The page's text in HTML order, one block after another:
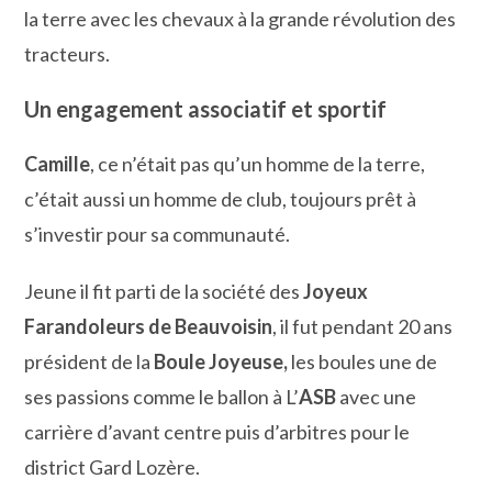
la terre avec les chevaux à la grande révolution des
tracteurs.
Un engagement associatif et sportif
Camille, ce n’était pas qu’un homme de la terre,
c’était aussi un homme de club, toujours prêt à
s’investir pour sa communauté.
Jeune il fit parti de la société desJoyeux
Farandoleurs de Beauvoisin, il fut pendant 20 ans
président de la Boule Joyeuse,les boules une de
ses passions comme le ballon à L’ASBavec une
carrière d’avant centre puis d’arbitres pour le
district Gard Lozère.